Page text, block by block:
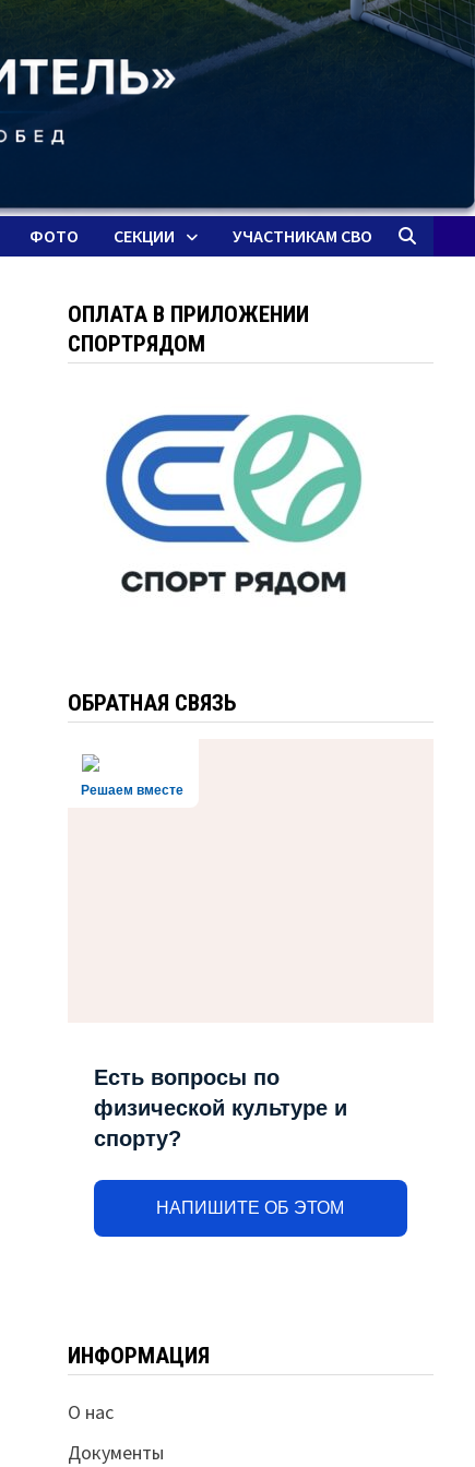
ФОТО СЕКЦИИ УЧАСТНИКАМ СВО
ОПЛАТА В ПРИЛОЖЕНИИ
СПОРТРЯДОМ
ОБРАТНАЯ СВЯЗЬ
Решаем вместе
Есть вопросы по
физической культуре и
спорту?
НАПИШИТЕ ОБ ЭТОМ
ИНФОРМАЦИЯ
О нас
Документы